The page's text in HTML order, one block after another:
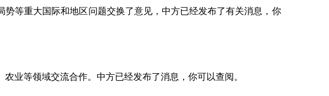
等重大国际和地区问题交换了意见，中方已经发布了有关消息，你
业等领域交流合作。中方已经发布了消息，你可以查阅。